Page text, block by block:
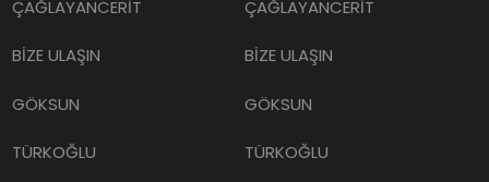
ÇAĞLAYANCERİT
BİZE ULAŞIN
GÖKSUN
TÜRKOĞLU
ÇAĞLAYANCERİT
BİZE ULAŞIN
GÖKSUN
TÜRKOĞLU